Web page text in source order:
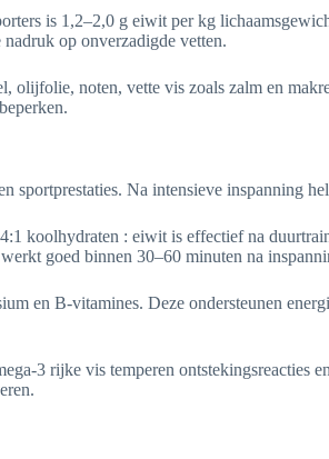
is 1,2–2,0 g eiwit per kg
op onverzadigde vetten.
olijfolie, noten, vette vis zoals zalm en
sportprestaties. Na intensieve inspanning
koolhydraten : eiwit is effectief na
goed binnen 30–60 minuten na
en B-vitamines. Deze ondersteunen
3 rijke vis temperen